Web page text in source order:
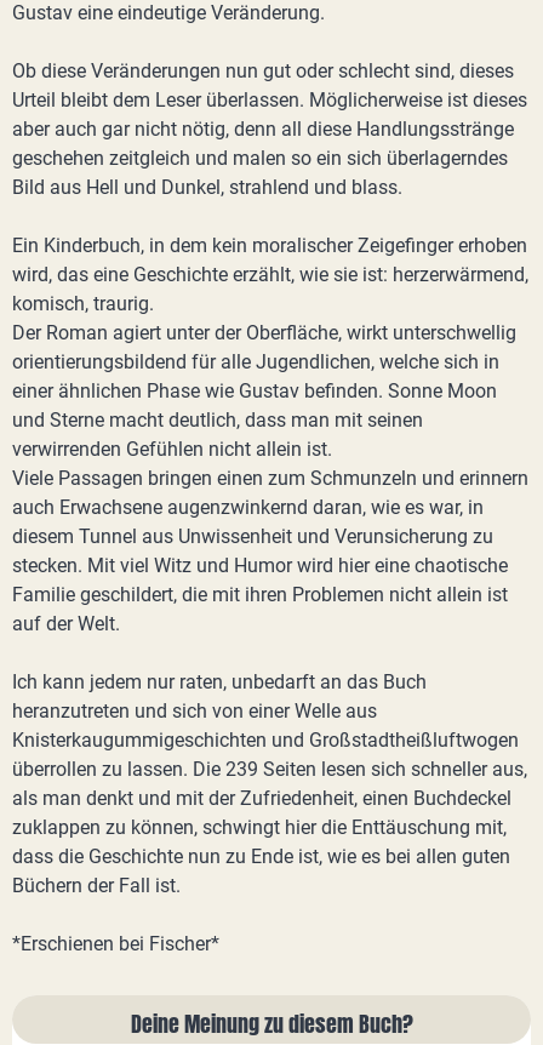
Gustav eine eindeutige Veränderung.
Ob diese Veränderungen nun gut oder schlecht sind, dieses
Urteil bleibt dem Leser überlassen. Möglicherweise ist dieses
aber auch gar nicht nötig, denn all diese Handlungsstränge
geschehen zeitgleich und malen so ein sich überlagerndes
Bild aus Hell und Dunkel, strahlend und blass.
Ein Kinderbuch, in dem kein moralischer Zeigefinger erhoben
wird, das eine Geschichte erzählt, wie sie ist: herzerwärmend,
komisch, traurig.
Der Roman agiert unter der Oberfläche, wirkt unterschwellig
orientierungsbildend für alle Jugendlichen, welche sich in
einer ähnlichen Phase wie Gustav befinden. Sonne Moon
und Sterne macht deutlich, dass man mit seinen
verwirrenden Gefühlen nicht allein ist.
Viele Passagen bringen einen zum Schmunzeln und erinnern
auch Erwachsene augenzwinkernd daran, wie es war, in
diesem Tunnel aus Unwissenheit und Verunsicherung zu
stecken. Mit viel Witz und Humor wird hier eine chaotische
Familie geschildert, die mit ihren Problemen nicht allein ist
auf der Welt.
Ich kann jedem nur raten, unbedarft an das Buch
heranzutreten und sich von einer Welle aus
Knisterkaugummigeschichten und Großstadtheißluftwogen
überrollen zu lassen. Die 239 Seiten lesen sich schneller aus,
als man denkt und mit der Zufriedenheit, einen Buchdeckel
zuklappen zu können, schwingt hier die Enttäuschung mit,
dass die Geschichte nun zu Ende ist, wie es bei allen guten
Büchern der Fall ist.
*Erschienen bei Fischer*
Deine Meinung zu diesem Buch?